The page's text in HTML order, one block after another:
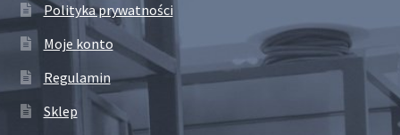
Polityka prywatności
Moje konto
Regulamin
Sklep